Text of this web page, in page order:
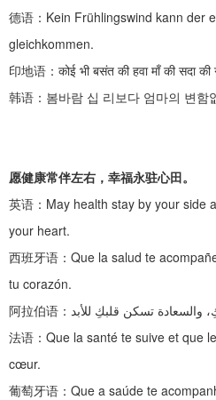
德语： Kein Frühlingswind kann der
gleichkommen.
印地语： कोई भी बसंत की हवा माँ की सदा की
韩语：봄바람 십 리보다 엄마의 변함
愿健康常伴左右，幸福永驻心田。
英语： May health stay by your side
your heart.
西班牙语： Que la salud te
tu corazón.
阿拉伯语：
法语： Que la santé te suive et que
cœur.
葡萄牙语： Que a saúde te